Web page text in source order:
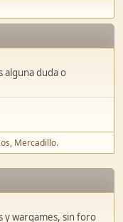
alguna duda o
Mercadillo.
y wargames, sin foro